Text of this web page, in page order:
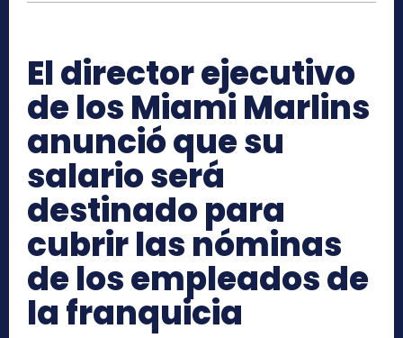
El director ejecutivo
de los Miami Marlins
anunció que su
salario será
destinado para
cubrir las nóminas
de los empleados de
la franquicia